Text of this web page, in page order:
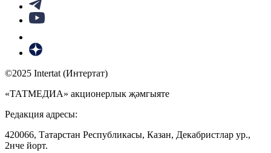
©2025 Intertat (Интертат)
«ТАТМЕДИА» акционерлык җәмгыяте
Редакция адресы:
420066, Татарстан Республикасы, Казан, Декабристлар ур.,
2нче йорт.